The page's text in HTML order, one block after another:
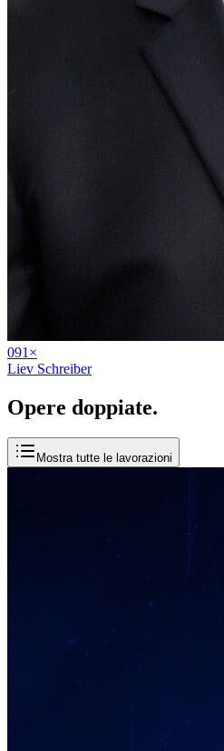
091 ×
Liev Schreiber
Opere doppiate.
Mostra tutte le lavorazioni